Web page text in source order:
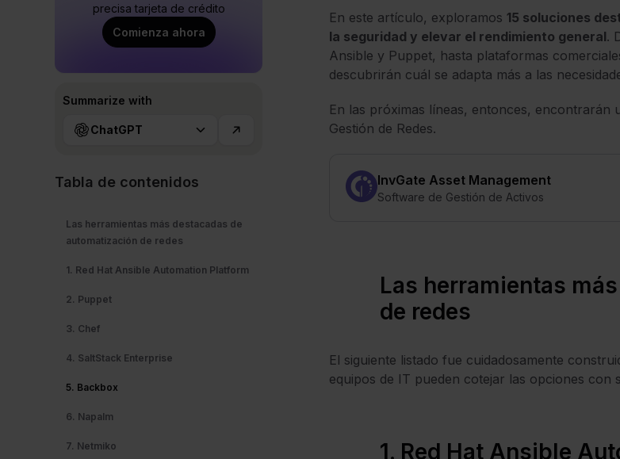
precisa tarjeta de crédito
Comienza ahora
Summarize with
ChatGPT
Tabla de contenidos
Las herramientas más destacadas de
automatización de redes
1. Red Hat Ansible Automation Platform
2. Puppet
3. Chef
4. SaltStack Enterprise
5. Backbox
6. Napalm
7. Netmiko
En este artículo, exploramos 15 soluciones
la seguridad y elevar el rendimiento general.
Ansible y Puppet, hasta plataformas
descubrirán cuál se adapta más a las
En las próximas líneas, entonces,
Gestión de Redes.
InvGate Asset Management
Software de Gestión de Activos
Las herramientas
de redes
El siguiente listado fue cuidadosamente
equipos de IT pueden cotejar las opciones con
1. Red Hat Ansible